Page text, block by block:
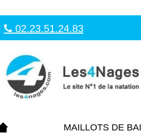
02.23.51.24.83
MAILLOTS DE